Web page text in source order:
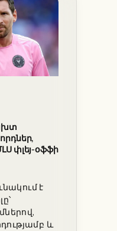
փլեյ-օֆֆի
է
և